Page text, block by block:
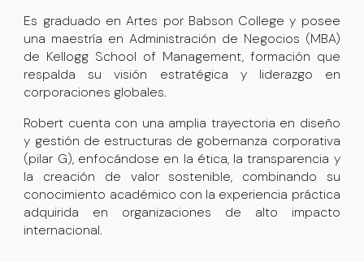
Es graduado en Artes por Babson College y posee
una maestría en Administración de Negocios (MBA)
de Kellogg School of Management, formación que
respalda su visión estratégica y liderazgo en
corporaciones globales.
Robert cuenta con una amplia trayectoria en diseño
y gestión de estructuras de gobernanza corporativa
(pilar G), enfocándose en la ética, la transparencia y
la creación de valor sostenible, combinando su
conocimiento académico con la experiencia práctica
adquirida en organizaciones de alto impacto
internacional.